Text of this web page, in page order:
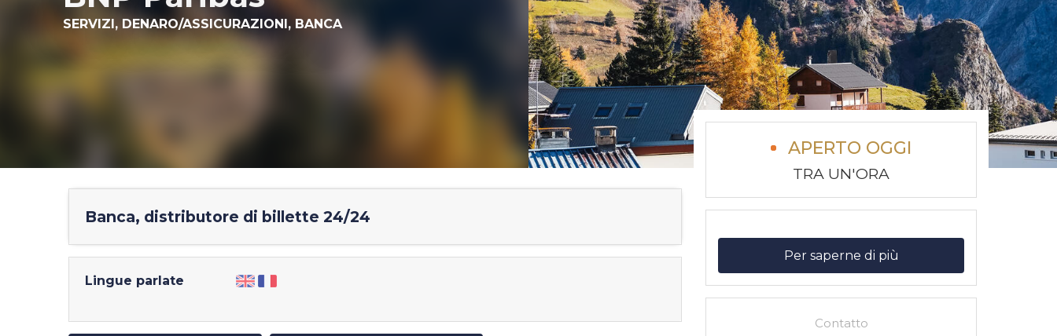
SERVIZI, DENARO/ASSICURAZIONI, BANCA
Banca, distributore di billette 24/24
Lingue parlate
APERTO OGGI
TRA UN'ORA
Per saperne di più
Contatto